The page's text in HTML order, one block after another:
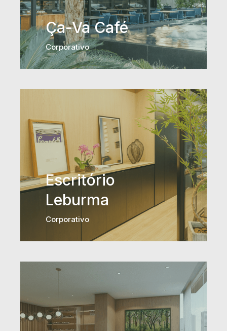
Ça-Va Café
Corporativo
Escritório
Leburma
Corporativo